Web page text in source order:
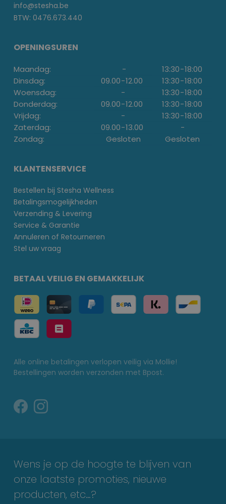
info@stesha.be
BTW: 0476.673.440
OPENINGSUREN
Maandag: - 13:30-18:00
Dinsdag:
09.00-12.00 13:30-18:00
Woensdag:
- 13:30-18:00
Donderdag:
09.00-12.00 13:30-18:00
Vrijdag:
- 13:30-18:00
Zaterdag:
09.00-13.00
-
Zondag:
Gesloten Gesloten
KLANTENSERVICE
Bestellen bij Stesha Wellness
Betalingsmogelijkheden
Verzending & Levering
Service & Garantie
Annuleren of Retourneren
Stel uw vraag
BETAAL VEILIG EN GEMAKKELIJK
Alle online betalingen verlopen veilig via Mollie!
Bestellingen worden verzonden met Bpost.
Wens je op de hoogte te blijven van
onze laatste promoties, nieuwe
producten, etc…?